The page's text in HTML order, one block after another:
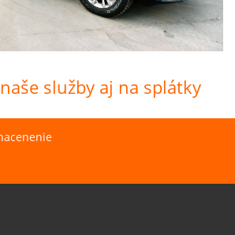
služby aj na splátky